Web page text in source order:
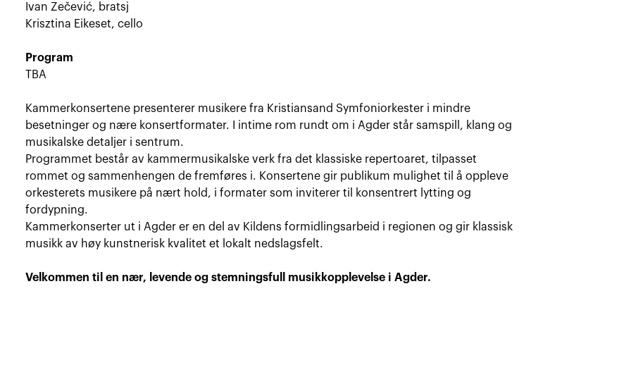
Ivan Zečević, bratsj
Krisztina Eikeset, cello
Program
TBA
Kammerkonsertene presenterer musikere fra Kristiansand Symfoniorkester i mindre
besetninger og nære konsertformater. I intime rom rundt om i Agder står samspill, klang og
musikalske detaljer i sentrum.
Programmet består av kammermusikalske verk fra det klassiske repertoaret, tilpasset
rommet og sammenhengen de fremføres i. Konsertene gir publikum mulighet til å oppleve
orkesterets musikere på nært hold, i formater som inviterer til konsentrert lytting og
fordypning.
Kammerkonserter ut i Agder er en del av Kildens formidlingsarbeid i regionen og gir klassisk
musikk av høy kunstnerisk kvalitet et lokalt nedslagsfelt.
Velkommen til en nær, levende og stemningsfull musikkopplevelse i Agder.